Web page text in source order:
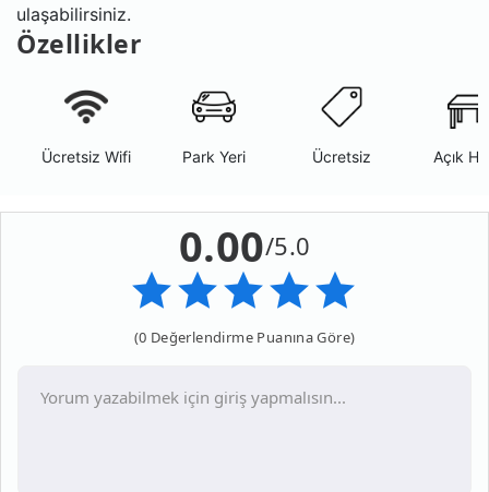
ulaşabilirsiniz.
Özellikler
Ücretsiz Wifi Park Yeri Ücretsiz Açık
0.00/5.0
(0 Değerlendirme Puanına Göre)